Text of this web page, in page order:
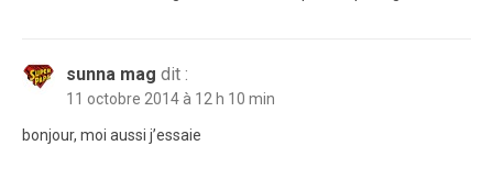
sunna mag dit :
11 octobre 2014 à 12 h 10 min
bonjour, moi aussi j’essaie